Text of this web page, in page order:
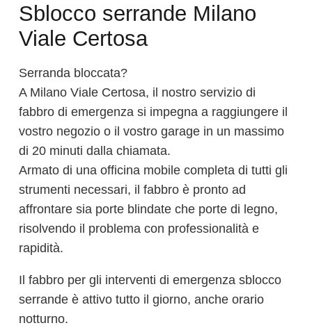
Sblocco serrande Milano
Viale Certosa
Serranda bloccata?
A Milano Viale Certosa, il nostro servizio di
fabbro di emergenza si impegna a raggiungere il
vostro negozio o il vostro garage in un massimo
di 20 minuti dalla chiamata.
Armato di una officina mobile completa di tutti gli
strumenti necessari, il fabbro è pronto ad
affrontare sia porte blindate che porte di legno,
risolvendo il problema con professionalità e
rapidità.
Il fabbro per gli interventi di emergenza sblocco
serrande è attivo tutto il giorno, anche orario
notturno.